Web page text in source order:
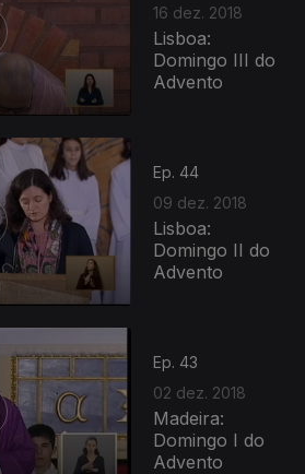
16 dez. 2018
Lisboa:
Domingo III do
Advento
Ep. 44
09 dez. 2018
Lisboa:
Domingo II do
Advento
Ep. 43
02 dez. 2018
Madeira:
Domingo I do
Advento